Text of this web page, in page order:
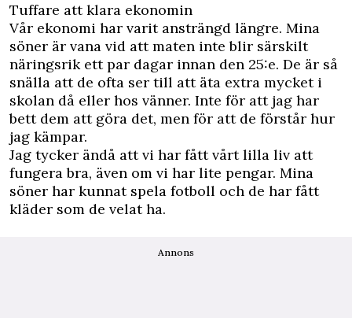
Tuffare att klara ekonomin
Vår ekonomi har varit ansträngd längre. Mina
söner är vana vid att maten inte blir särskilt
näringsrik ett par dagar innan den 25:e. De är så
snälla att de ofta ser till att äta extra mycket i
skolan då eller hos vänner. Inte för att jag har
bett dem att göra det, men för att de förstår hur
jag kämpar.
Jag tycker ändå att vi har fått vårt lilla liv att
fungera bra, även om vi har lite pengar. Mina
söner har kunnat spela fotboll och de har fått
kläder som de velat ha.
Annons